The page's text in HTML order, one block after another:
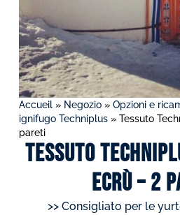
Accueil» Negozio» Opzioni e
ignifugo Techniplus» Tessuto
pareti
Tessuto
Ecrù – 2
>> Consigliato per le